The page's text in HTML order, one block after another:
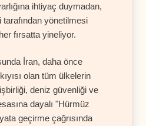
ihtiyaç duymadan,
yönetilmesi
fırsatta yineliyor.
İran, daha önce
olan tüm ülkelerin
deniz güvenliği ve
dayalı "Hürmüz
geçirme çağrısında